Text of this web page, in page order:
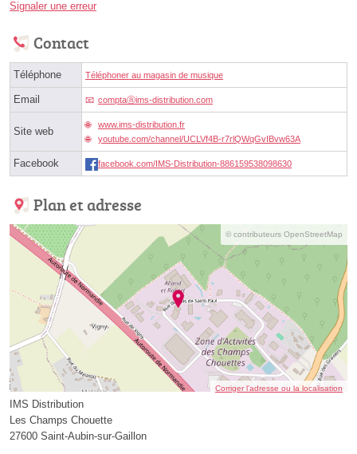
Signaler une erreur
Contact
Téléphone Téléphoner au magasin de musique
Email comptaⓐims-distribution.com
Site web
www.ims-distribution.fr
youtube.com/channel/UCLVf4B-r7rlQWqGvIBvw63A
Facebook facebook.com/IMS-Distribution-886159538098630
Plan et adresse
© contributeurs OpenStreetMap
Corriger l’adresse ou la localisation
IMS Distribution
Les Champs Chouette
27600 Saint-Aubin-sur-Gaillon